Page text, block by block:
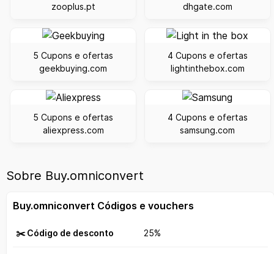
zooplus.pt
dhgate.com
5 Cupons e ofertas
geekbuying.com
4 Cupons e ofertas
lightinthebox.com
5 Cupons e ofertas
aliexpress.com
4 Cupons e ofertas
samsung.com
Sobre Buy.omniconvert
Buy.omniconvert Códigos e vouchers
✂️ Código de desconto 25%